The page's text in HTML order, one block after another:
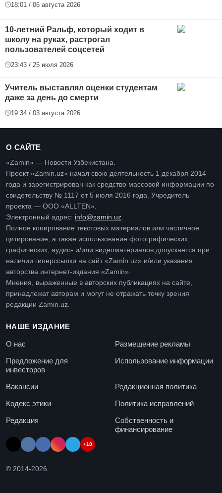
18:01 / 06 августа 2026
10-летний Ральф, который ходит в
школу на руках, растрогал
пользователей соцсетей
23:43 / 25 июля 2026
Учитель выставлял оценки студентам
даже за день до смерти
19:34 / 03 августа 2026
О САЙТЕ
«Zamin» — Новости Узбекистана.
Проект «Zamin.uz» начал свою деятельность 1 декабря 2014
года и зарегистрирован как средство массовой информации по
свидетельству № 1117 от 5 июля 2016 года. Учредитель
проекта — ООО «ALLTEN».
Электронный адрес: info@zamin.uz
Полное копирование текстовых материалов или частичное
цитирование, а также использование фотографических,
графических, аудио- и/или видеоматериалов допускается при
наличии гиперссылки на сайт «Zamin.uz» и/или указания
авторства интернет-издания «Zamin».
Мнения, выраженные в авторских публикациях на сайте,
принадлежат авторам и могут не отражать точку зрения
редакции Zamin.uz.
НАШЕ ИЗДАНИЕ
О нас
Размещение рекламы
Предложение для
инвесторов
Использование информации
Вакансии
Редакционная политика
Кодекс этики
Политика исправлений
Редакция
Собственность и
финансирование
+18
© 2014-2026